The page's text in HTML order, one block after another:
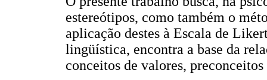
estereótipos, como também o
aplicação destes à Escala de
lingüística, encontra a base da
conceitos de valores,